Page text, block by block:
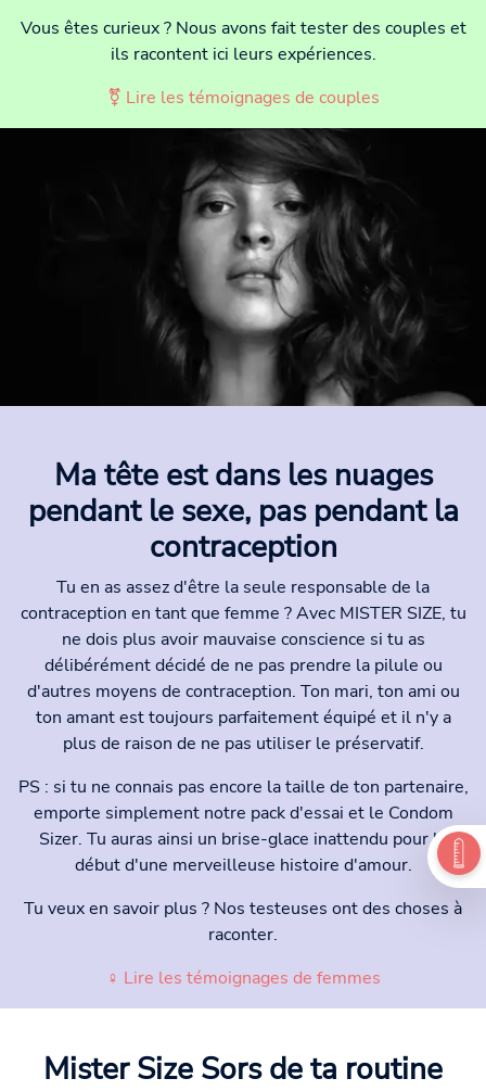
Vous êtes curieux ? Nous avons fait tester des couples et
ils racontent ici leurs expériences.
⚧ Lire les témoignages de couples
Ma tête est dans les nuages
pendant le sexe, pas pendant la
contraception
Tu en as assez d'être la seule responsable de la
contraception en tant que femme ? Avec MISTER SIZE, tu
ne dois plus avoir mauvaise conscience si tu as
délibérément décidé de ne pas prendre la pilule ou
d'autres moyens de contraception. Ton mari, ton ami ou
ton amant est toujours parfaitement équipé et il n'y a
plus de raison de ne pas utiliser le préservatif.
PS : si tu ne connais pas encore la taille de ton partenaire,
emporte simplement notre pack d'essai et le Condom
Sizer. Tu auras ainsi un brise-glace inattendu pour le
début d'une merveilleuse histoire d'amour.
Tu veux en savoir plus ? Nos testeuses ont des choses à
raconter.
♀ Lire les témoignages de femmes
Mister Size Sors de ta routine